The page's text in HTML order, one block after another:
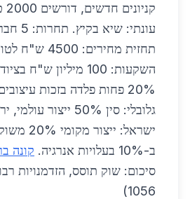
20% פחות פלדה בזכות
ישראל:
ב-10% בעלויות אנרגיה.
קונה
סיכום: שוק תוסס, הזדמנויות
1056)